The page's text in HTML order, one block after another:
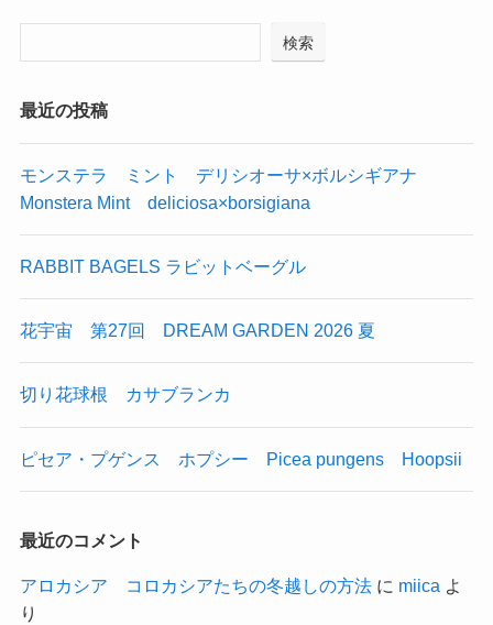
検索
最近の投稿
モンステラ ミント デリシオーサ×ボルシギアナ
Monstera Mint deliciosa×borsigiana
RABBIT BAGELS ラビットベーグル
花宇宙 第27回 DREAM GARDEN 2026 夏
切り花球根 カサブランカ
ピセア・プゲンス ホプシー Picea pungens Hoopsii
最近のコメント
アロカシア コロカシアたちの冬越しの方法に miica よ
り